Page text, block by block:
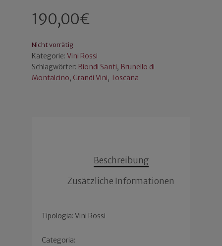
190,00€
Nicht vorrätig
Kategorie: Vini Rossi
Schlagwörter: Biondi Santi, Brunello di
Montalcino, Grandi Vini, Toscana
Beschreibung
Zusätzliche Informationen
Tipologia: Vini Rossi
Categoria: